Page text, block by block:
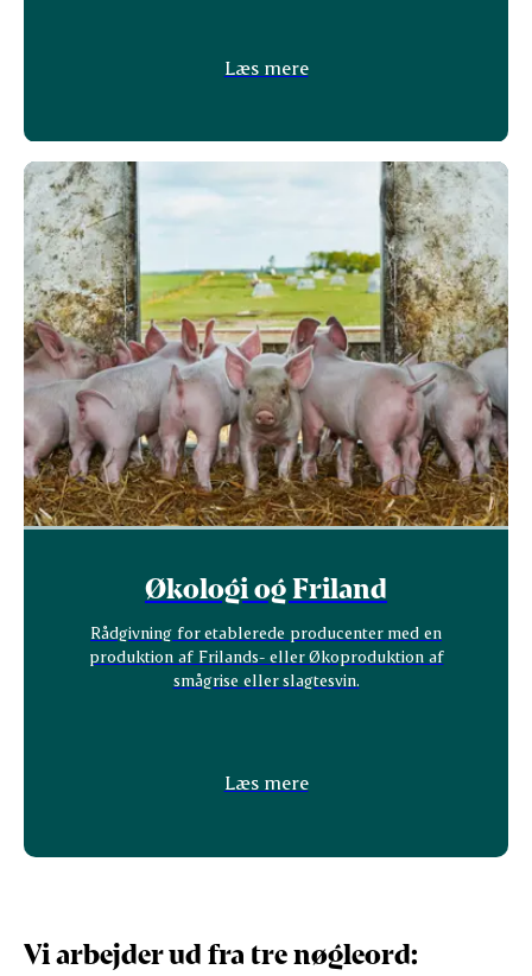
Læs mere
Økologi og Friland
Rådgivning for etablerede producenter med en
produktion af Frilands- eller Økoproduktion af
smågrise eller slagtesvin.
Læs mere
Vi arbejder ud fra tre nøgleord: